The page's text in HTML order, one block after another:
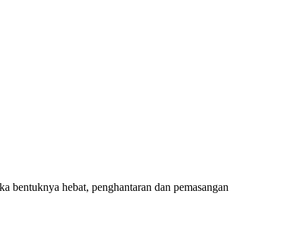
bentuknya hebat, penghantaran dan pemasangan